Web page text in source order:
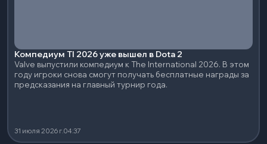
Компедиум TI 2026 уже вышел в Dota 2
Valve выпустили компедиум к The International 2026. В этом
году игроки снова смогут получать бесплатные награды за
предсказания на главный турнир года.
31 июля 2026 г.04:37